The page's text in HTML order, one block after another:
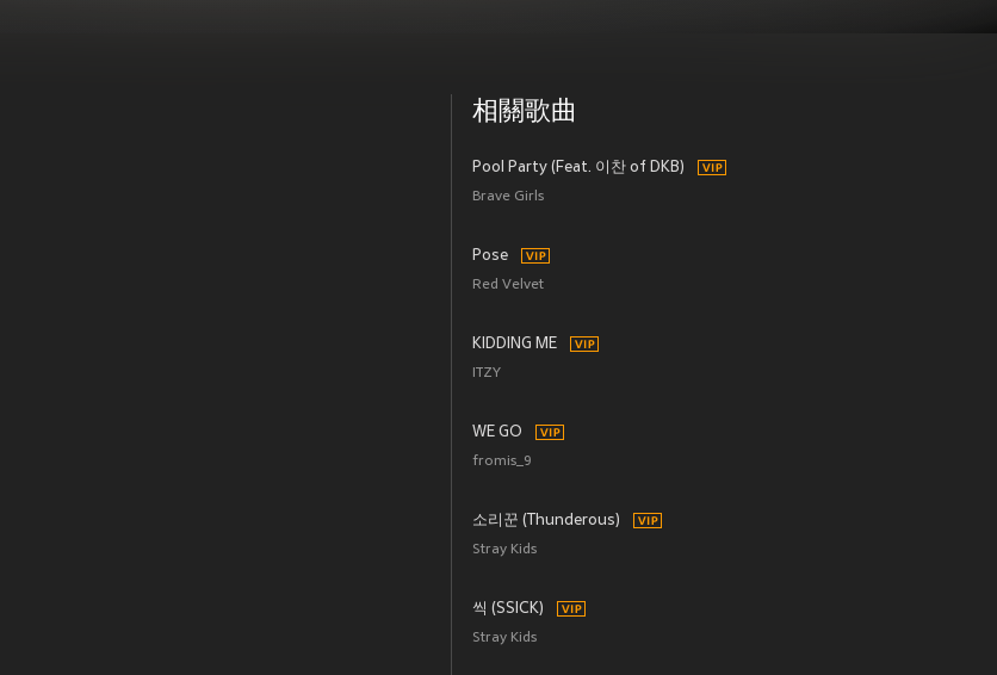
相關歌曲
Pool Party (Feat. 이찬 of DKB)
Brave Girls
Pose
Red Velvet
KIDDING ME
ITZY
WE GO
fromis_9
소리꾼 (Thunderous)
Stray Kids
씩 (SSICK)
Stray Kids